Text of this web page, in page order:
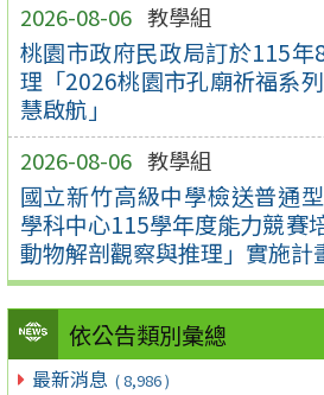
2026-08-06 教學組
桃園市政府民政局訂於115
理「2026桃園市孔廟祈福系
慧啟航」
2026-08-06 教學組
國立新竹高級中學檢送普通
學科中心115學年度能力競賽
動物解剖觀察與推理」實施計
依公告類別彙總
最新消息 ( 8,986 )